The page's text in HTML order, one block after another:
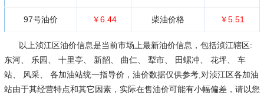
97号油价 ￥6.44 柴油价格 ￥5.51
以上浈江区油价信息是当前市场上最新油价信息，包括浈江辖区:
东河、 乐园、 十里亭、 新韶、 曲仁、 犁市、 田螺冲、 花坪、 车
站、 风采、 各加油站统一指导价，油价数据仅供参考,对浈江区各加油
站由于其经营特点和其它因素，实际在售油价可能有小幅偏差，请以您